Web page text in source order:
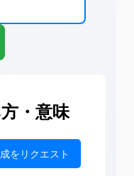
・意味
をリクエスト